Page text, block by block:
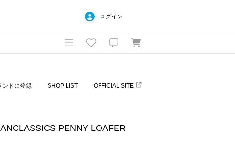
ログイン
ンドに登録 SHOP LIST OFFICIAL SITE
PENNY LOAFER